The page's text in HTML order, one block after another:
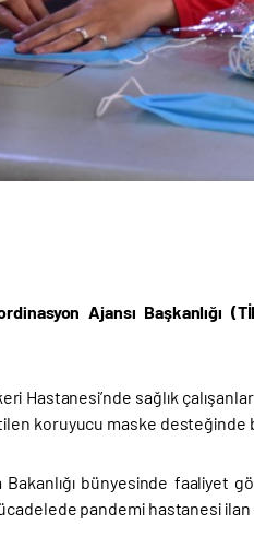
Ajansı Başkanlığı
Hastanesi’nde sağlık
koruyucu maske desteğinde
Bakanlığı bünyesinde faaliyet
pandemi hastanesi